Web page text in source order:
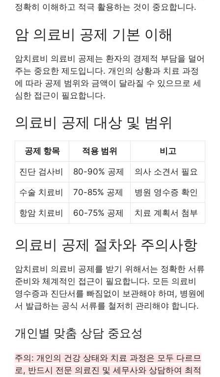
정확히 이해하고 적극 활용하는 것이 중요합니다.
암 의료비 공제 기본 이해
암치료비 의료비 공제는 환자의 경제적 부담을 덜어
주는 중요한 제도입니다. 개인의 상황과 치료 과정
에 따라 공제 범위와 금액이 달라질 수 있으므로 세
심한 접근이 필요합니다.
의료비 공제 대상 및 범위
공제 항목 적용 범위 비고
진단 검사비 80-90% 공제 의사 소견서 필요
수술 치료비 70-85% 공제 병원 영수증 확인
항암 치료비 60-75% 공제 치료 계획서 첨부
의료비 공제 절차와 주의사항
암치료비 의료비 공제를 받기 위해서는 정확한 서류
준비와 체계적인 접근이 필요합니다. 모든 의료비
영수증과 진단서를 빠짐없이 보관해야 하며, 병원에
서 발급하는 공식 서류를 철저히 관리해야 합니다.
개인별 맞춤 상담 중요성
주의: 개인의 건강 상태와 치료 과정은 모두 다르므
로, 반드시 전문 의료진 및 세무사와 상담하여 최적